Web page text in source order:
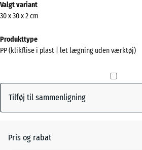
information
om
farverne?
Vis
Vanilje(active)
Valgt variant
30 x 30 x 2 cm
Produkttype
PP (klikflise i plast | let lægning uden værktøj)
Tilføj til sammenligning
Pris og rabat